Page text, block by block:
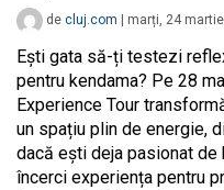
de cluj.com marți, 24
Ești gata să-ți testezi
pentru kendama? Pe 28
Experience Tour
un spațiu plin de energie,
dacă ești deja pasionat de
încerci experiența pentru